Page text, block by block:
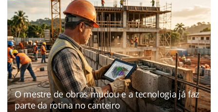
O mestre de obras mudou e a tecnologia já faz
parte da rotina no canteiro